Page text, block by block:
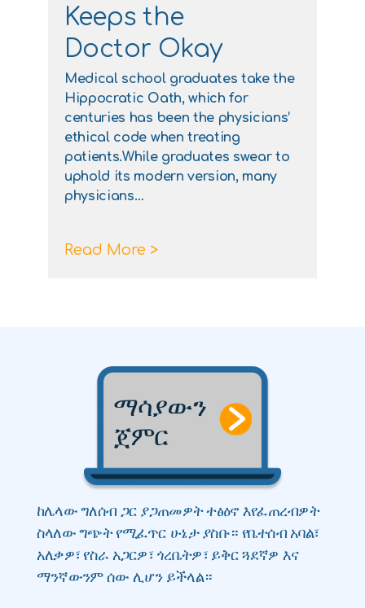
Keeps the
Doctor Okay
Medical school graduates take the
Hippocratic Oath, which for
centuries has been the physicians’
ethical code when treating
patients.While graduates swear to
uphold its modern version, many
physicians…
Read More >
ማሳያውን
ጀምር
ከሌላው ግለሰብ ጋር ያጋጠመዎት ተፅዕኖ እየፈጠረብዎት
ስላለው ግጭት የሚፈጥር ሁኔታ ያስቡ። የቤተሰብ አባል፣
አለቃዎ፣ የስራ አጋርዎ፣ ጎረቤትዎ፣ ይቅር ጓደኛዎ እና
ማንኛውንም ሰው ሊሆን ይችላል።